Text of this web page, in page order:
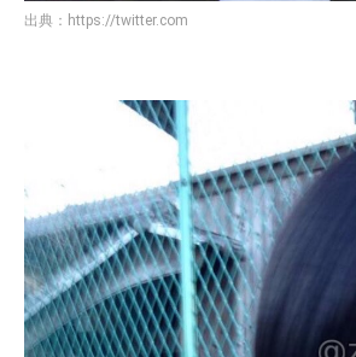
出典： https://twitter.com